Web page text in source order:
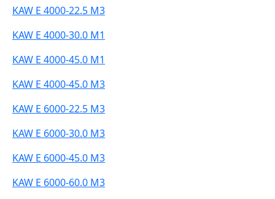
KAW E 4000-22.5 M3
KAW E 4000-30.0 M1
KAW E 4000-45.0 M1
KAW E 4000-45.0 M3
KAW E 6000-22.5 M3
KAW E 6000-30.0 M3
KAW E 6000-45.0 M3
KAW E 6000-60.0 M3